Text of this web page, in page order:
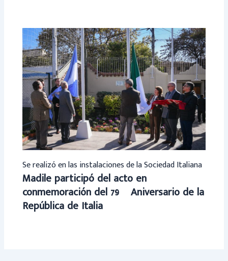
Se realizó en las instalaciones de la Sociedad Italiana
Madile participó del acto en
conmemoración del 79º Aniversario de la
República de Italia